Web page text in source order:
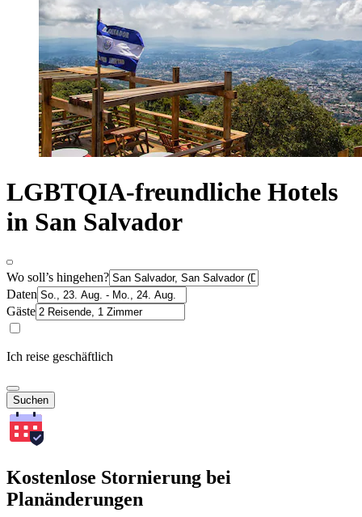
LGBTQIA-freundliche Hotels
in San Salvador
Wo soll’s hingehen?
Daten
Gäste
Ich reise geschäftlich
Suchen
Kostenlose Stornierung bei
Planänderungen